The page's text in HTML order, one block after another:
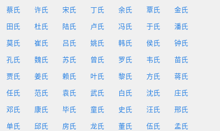
蔡氏 许氏 宋氏 丁氏 余氏 覃氏 金氏
田氏 杜氏 陆氏 卢氏 冯氏 于氏 潘氏
莫氏 崔氏 吕氏 姚氏 韩氏 侯氏 钟氏
孔氏 魏氏 苏氏 曾氏 罗氏 韦氏 苗氏
贾氏 姜氏 赖氏 叶氏 黎氏 方氏 蒋氏
任氏 范氏 袁氏 武氏 白氏 沈氏 庄氏
邓氏 康氏 毕氏 童氏 史氏 汪氏 邢氏
单氏 邱氏 房氏 龙氏 董氏 伍氏 孟氏